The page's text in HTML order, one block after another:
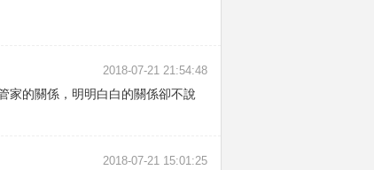
2018-07-21 21:54:48
家的關係，明明白白的關係卻不說
2018-07-21 15:01:25